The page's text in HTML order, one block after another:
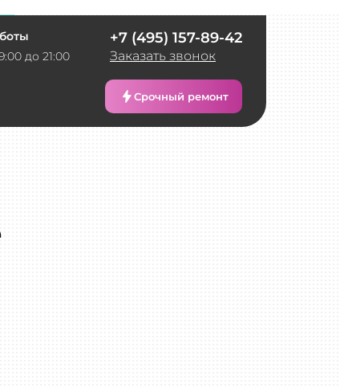
до 21:00
+7 (495) 157-89-42
Заказать звонок
Срочный ремонт